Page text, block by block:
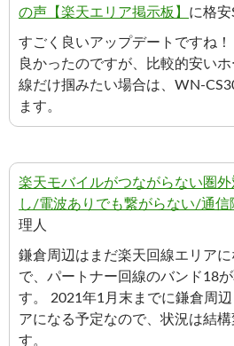
の声【楽天エリア掲示板】 に格安
すごく良いアップデートですね
良かったのですが、比較的安い
線だけ掴みたい場合は、WN-
ます。
楽天モバイルがつながらない圏
し/電波ありでも繋がらない/通信
理人
鎌倉周辺はまだ楽天回線エリア
で、パートナー回線のバンド18
す。 2021年1月末までに鎌倉周
アになる予定なので、状況は結
す。